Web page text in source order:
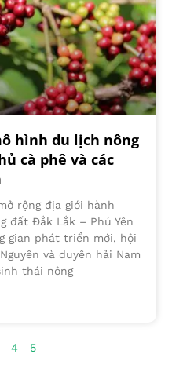
hình du lịch nông
cà phê và các
rộng địa giới hành
đất Đắk Lắk – Phú Yên
gian phát triển mới, hội
và duyên hải Nam
thái nông
4 5